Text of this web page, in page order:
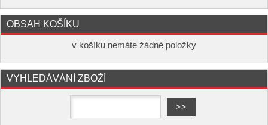
OBSAH KOŠÍKU
v košíku nemáte žádné položky
VYHLEDÁVÁNÍ ZBOŽÍ